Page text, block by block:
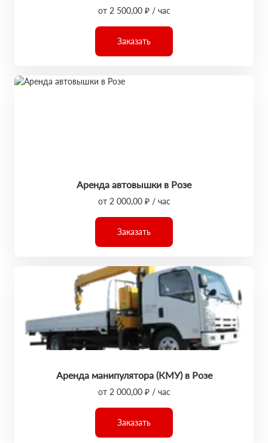
от 2 500,00 ₽ / час
Заказать
Аренда автовышки в Розе
от 2 000,00 ₽ / час
Заказать
Аренда манипулятора (КМУ) в Розе
от 2 000,00 ₽ / час
Заказать